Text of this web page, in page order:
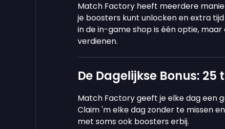
Match Factory heeft meerdere
je boosters kunt unlocken en extra
in de in-game shop is één optie,
verdienen.
De Dagelijkse Bonus: 25
Match Factory geeft je elke dag een
Claim 'm elke dag zonder te missen
met soms ook boosters erbij.